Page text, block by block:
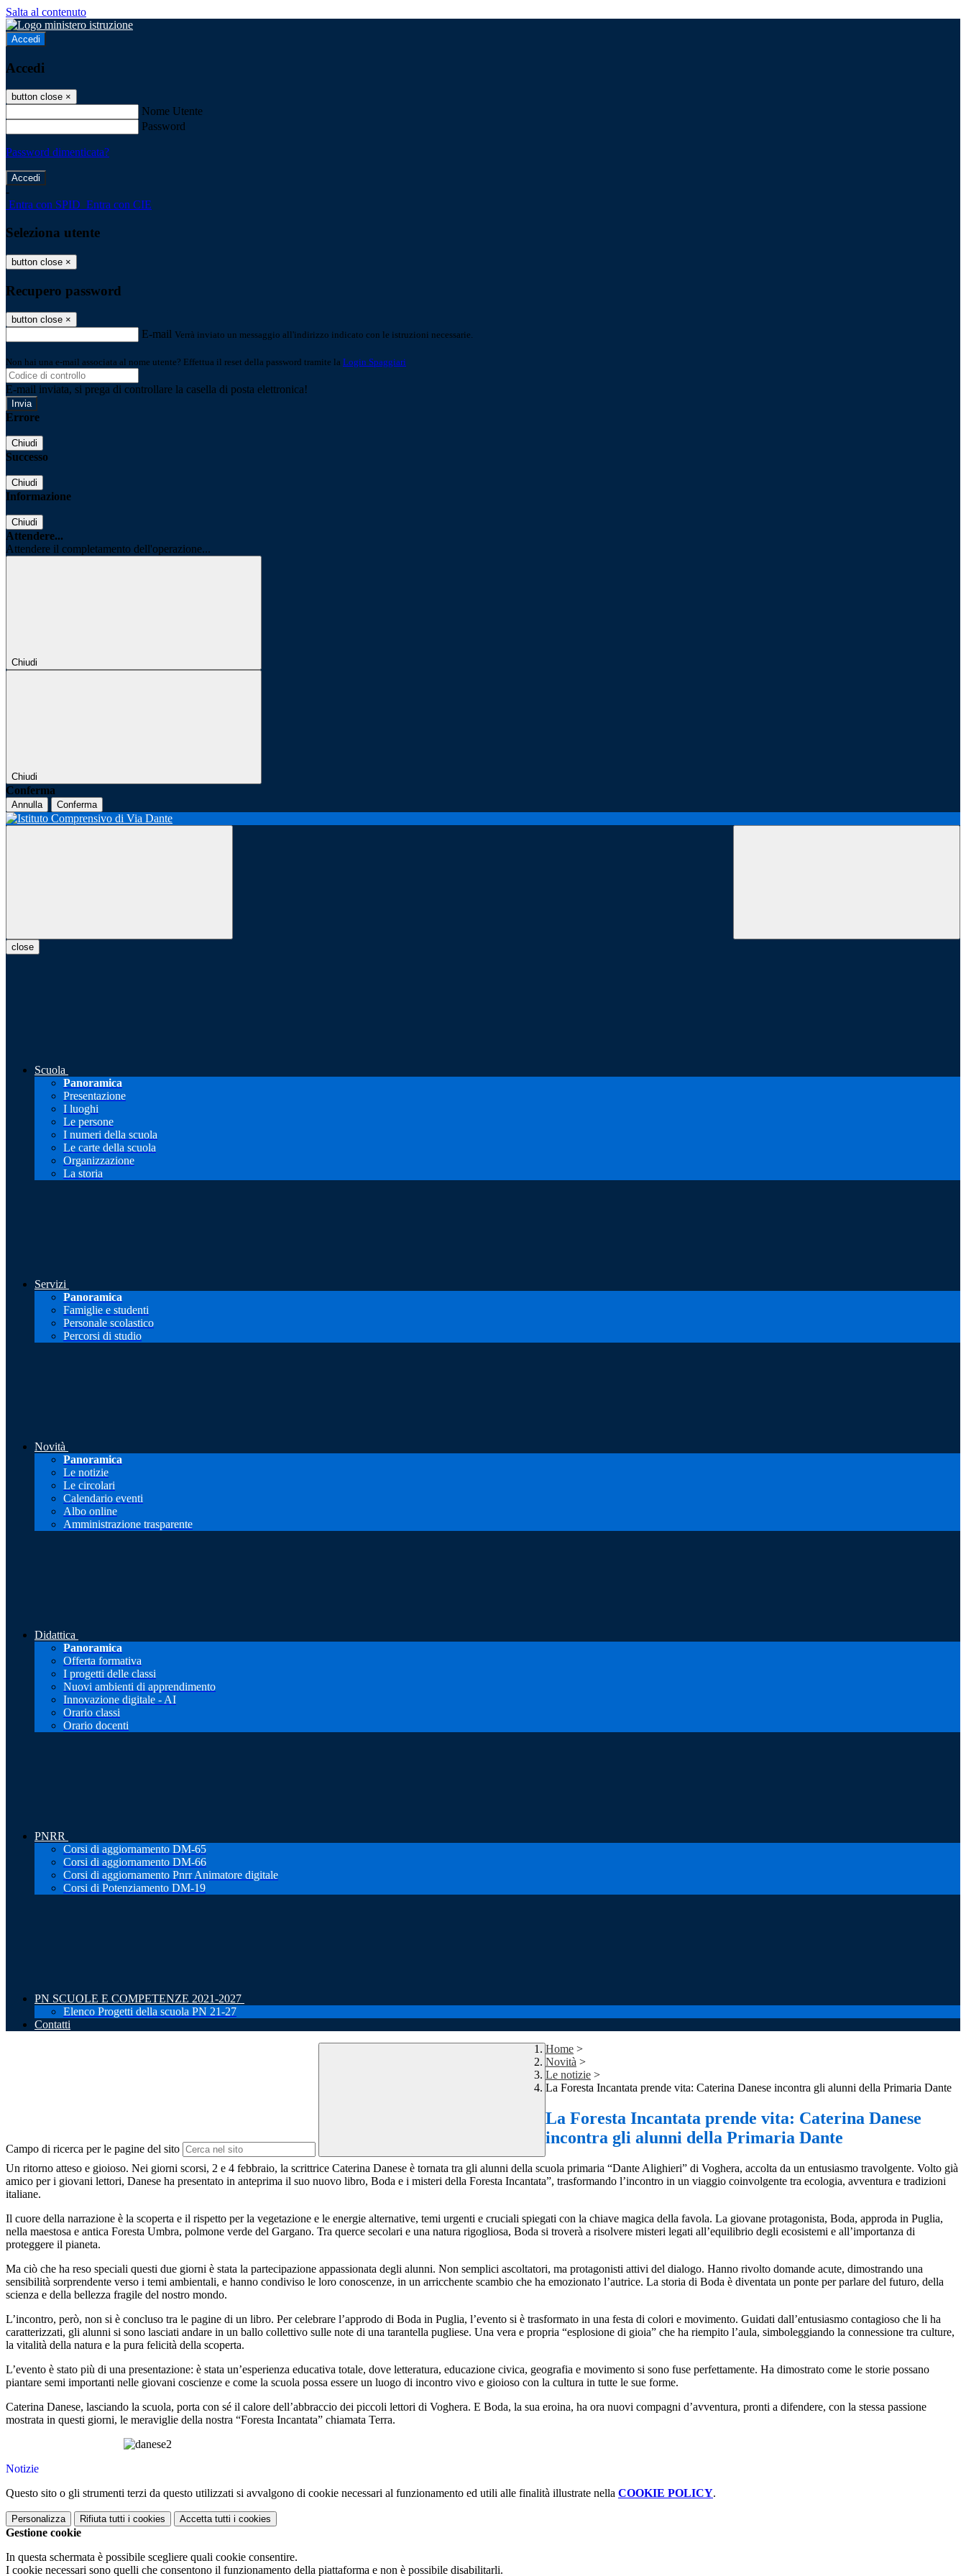
Salta al contenuto
Accedi
Accedi
button close ×
Nome Utente
Password
Password dimenticata?
-
Entra con SPID Entra con CIE
Seleziona utente
button close ×
Recupero password
button close ×
E-mail Verrà inviato un messaggio all'indirizzo indicato con le istruzioni necessarie.
Non hai una e-mail associata al nome utente? Effettua il reset della password tramite la Login Spaggiari
E-mail inviata, si prega di controllare la casella di posta elettronica!
Errore
Chiudi
Successo
Chiudi
Informazione
Chiudi
Attendere...
Attendere il completamento dell'operazione...
Chiudi
Chiudi
Conferma
Annulla Conferma
close
Scuola
Panoramica
Presentazione
I luoghi
Le persone
I numeri della scuola
Le carte della scuola
Organizzazione
La storia
Servizi
Panoramica
Famiglie e studenti
Personale scolastico
Percorsi di studio
Novità
Panoramica
Le notizie
Le circolari
Calendario eventi
Albo online
Amministrazione trasparente
Didattica
Panoramica
Offerta formativa
I progetti delle classi
Nuovi ambienti di apprendimento
Innovazione digitale - AI
Orario classi
Orario docenti
PNRR
Corsi di aggiornamento DM-65
Corsi di aggiornamento DM-66
Corsi di aggiornamento Pnrr Animatore digitale
Corsi di Potenziamento DM-19
PN SCUOLE E COMPETENZE 2021-2027
Elenco Progetti della scuola PN 21-27
Contatti
Campo di ricerca per le pagine del sito
Home >
Novità >
Le notizie >
La Foresta Incantata prende vita: Caterina Danese incontra gli alunni della Primaria Dante
La Foresta Incantata prende vita: Caterina Danese
incontra gli alunni della Primaria Dante
Un ritorno atteso e gioioso. Nei giorni scorsi, 2 e 4 febbraio, la scrittrice Caterina Danese è tornata tra gli alunni della scuola primaria “Dante Alighieri” di Voghera, accolta da un entusiasmo travolgente. Volto già
amico per i giovani lettori, Danese ha presentato in anteprima il suo nuovo libro, Boda e i misteri della Foresta Incantata”, trasformando l’incontro in un viaggio coinvolgente tra ecologia, avventura e tradizioni
italiane.
Il cuore della narrazione è la scoperta e il rispetto per la vegetazione e le energie alternative, temi urgenti e cruciali spiegati con la chiave magica della favola. La giovane protagonista, Boda, approda in Puglia,
nella maestosa e antica Foresta Umbra, polmone verde del Gargano. Tra querce secolari e una natura rigogliosa, Boda si troverà a risolvere misteri legati all’equilibrio degli ecosistemi e all’importanza di
proteggere il pianeta.
Ma ciò che ha reso speciali questi due giorni è stata la partecipazione appassionata degli alunni. Non semplici ascoltatori, ma protagonisti attivi del dialogo. Hanno rivolto domande acute, dimostrando una
sensibilità sorprendente verso i temi ambientali, e hanno condiviso le loro conoscenze, in un arricchente scambio che ha emozionato l’autrice. La storia di Boda è diventata un ponte per parlare del futuro, della
scienza e della bellezza fragile del nostro mondo.
L’incontro, però, non si è concluso tra le pagine di un libro. Per celebrare l’approdo di Boda in Puglia, l’evento si è trasformato in una festa di colori e movimento. Guidati dall’entusiasmo contagioso che li ha
caratterizzati, gli alunni si sono lasciati andare in un ballo collettivo sulle note di una tarantella pugliese. Una vera e propria “esplosione di gioia” che ha riempito l’aula, simboleggiando la connessione tra culture,
la vitalità della natura e la pura felicità della scoperta.
L’evento è stato più di una presentazione: è stata un’esperienza educativa totale, dove letteratura, educazione civica, geografia e movimento si sono fuse perfettamente. Ha dimostrato come le storie possano
piantare semi importanti nelle giovani coscienze e come la scuola possa essere un luogo di incontro vivo e gioioso con la cultura in tutte le sue forme.
Caterina Danese, lasciando la scuola, porta con sé il calore dell’abbraccio dei piccoli lettori di Voghera. E Boda, la sua eroina, ha ora nuovi compagni d’avventura, pronti a difendere, con la stessa passione
mostrata in questi giorni, le meraviglie della nostra “Foresta Incantata” chiamata Terra.
Notizie
Questo sito o gli strumenti terzi da questo utilizzati si avvalgono di cookie necessari al funzionamento ed utili alle finalità illustrate nella COOKIE POLICY.
Personalizza Rifiuta tutti i cookies Accetta tutti i cookies
Gestione cookie
In questa schermata è possibile scegliere quali cookie consentire.
I cookie necessari sono quelli che consentono il funzionamento della piattaforma e non è possibile disabilitarli.